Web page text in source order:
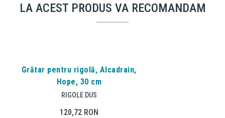
LA ACEST PRODUS VA RECOMANDAM
Grătar pentru rigolă, Alcadrain,
Hope, 30 cm
RIGOLE DUS
120,72 RON